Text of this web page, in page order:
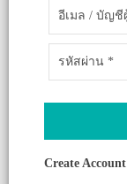
Create Account